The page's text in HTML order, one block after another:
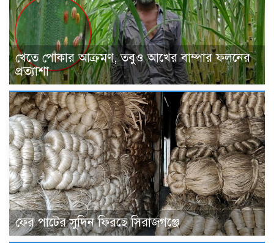
খেতে পোকার আক্রমণ, তবুও আখের বাম্পার ফলনের
প্রত্যাশা
ফের পাটের সুদিন ফিরছে সিরাজগঞ্জে